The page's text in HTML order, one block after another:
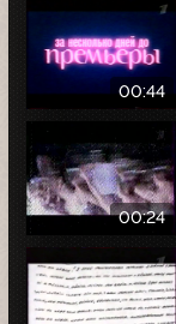
00:44
00:24